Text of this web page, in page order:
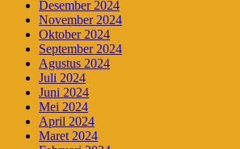
Desember 2024
November 2024
Oktober 2024
September 2024
Agustus 2024
Juli 2024
Juni 2024
Mei 2024
April 2024
Maret 2024